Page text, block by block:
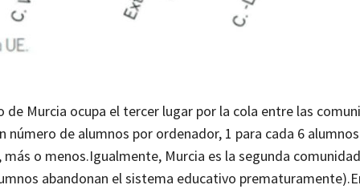
Murcia ocupa el tercer lugar por la cola entre las
número de alumnos por ordenador, 1 para cada 6
más o menos.Igualmente, Murcia es la segunda
abandonan el sistema educativo prematuramente).